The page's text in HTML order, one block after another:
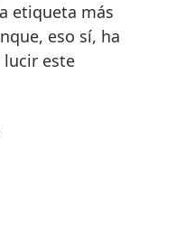
etiqueta más
eso sí, ha
lucir este